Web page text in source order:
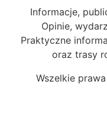
Informacje,
Opinie,
Praktyczne
oraz trasy
Wszelkie